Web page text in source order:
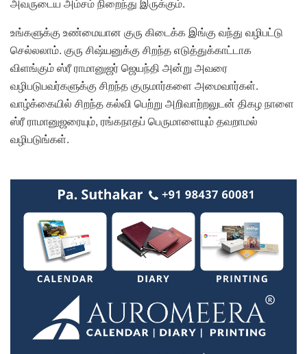
அவருடைய அம்சம் நிறைந்து இருக்கும்.
உங்களுக்கு உண்மையான குரு கிடைக்க இங்கு வந்து வழிபட்டு
செல்லலாம். குரு சிஷ்யனுக்கு சிறந்த எடுத்துக்காட்டாக
விளங்கும் ஸ்ரீ ராமானுஜர் ஜெயந்தி அன்று அவரை
வழிபடுபவர்களுக்கு சிறந்த குருமார்களை அமைவார்கள்.
வாழ்க்கையில் சிறந்த கல்வி பெற்று அறிவாற்றலுடன் திகழ நாளை
ஸ்ரீ ராமானுஜரையும், ரங்கநாதப் பெருமாளையும் தவறாமல்
வழிபடுங்கள்.